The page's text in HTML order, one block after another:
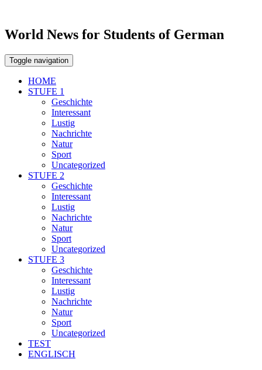
World News for Students of German
Toggle navigation
HOME
STUFE 1
Geschichte
Interessant
Lustig
Nachrichte
Natur
Sport
Uncategorized
STUFE 2
Geschichte
Interessant
Lustig
Nachrichte
Natur
Sport
Uncategorized
STUFE 3
Geschichte
Interessant
Lustig
Nachrichte
Natur
Sport
Uncategorized
TEST
ENGLISCH